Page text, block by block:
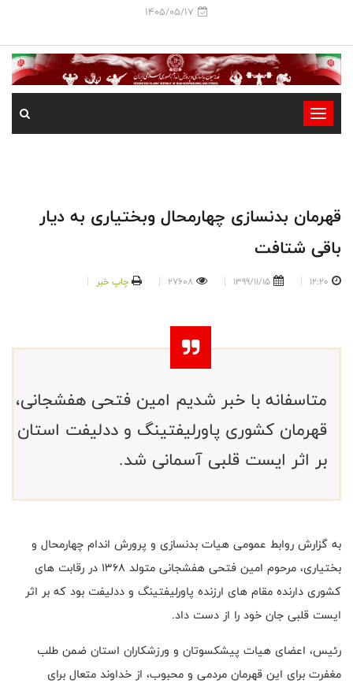
1405/05/17
-
-
-
قهرمان بدنسازی چهارمحال وبختیاری به دیار
باقی شتافت
12:20
1399/11/15
27608 چاپ خبر
متاسفانه با خبر شدیم امین فتحی هفشجانی،
قهرمان کشوری پاورلیفتینگ و ددلیفت استان
بر اثر ایست قلبی آسمانی شد.
به گزارش روابط عمومی هیات بدنسازی و پرورش اندام چهارمحال و
بختیاری، مرحوم امین فتحی هفشجانی متولد ۱۳۶۸ در رقابت های
کشوری دارنده مقام های ارزنده پاورلیفتینگ و ددلیفت بود که بر اثر
ایست قلبی جان خود را از دست داد.
رئیس، اعضای هیات پیشکسوتان و ورزشکاران استان ضمن طلب
مغفرت برای این قهرمان مردمی و محبوب، از خداوند متعال برای